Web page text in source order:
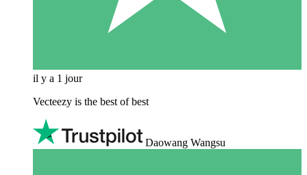
il y a 1 jour
Vecteezy is the best of best
Daowang Wangsu